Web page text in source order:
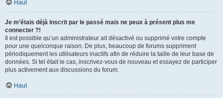
Haut
Je m’étais déjà inscrit par le passé mais ne peux à présent plus me
connecter ?!
Il est possible qu’un administrateur ait désactivé ou supprimé votre compte
pour une quelconque raison. De plus, beaucoup de forums suppriment
périodiquement les utilisateurs inactifs afin de réduire la taille de leur base de
données. Si tel était le cas, inscrivez-vous de nouveau et essayez de participer
plus activement aux discussions du forum.
Haut